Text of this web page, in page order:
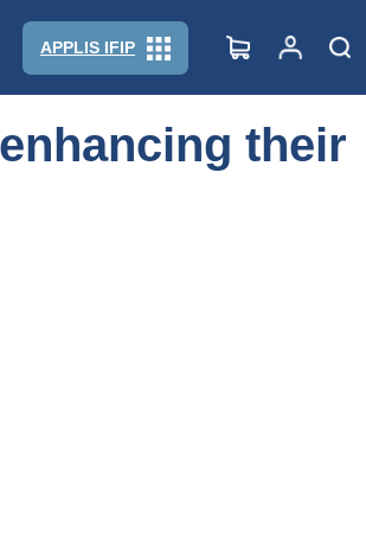
APPLIS IFIP
their